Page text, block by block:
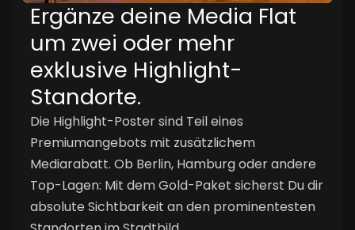
Ergänze deine Media Flat
um zwei oder mehr
exklusive Highlight-
Standorte.
Die Highlight-Poster sind Teil eines
Premiumangebots mit zusätzlichem
Mediarabatt. Ob Berlin, Hamburg oder andere
Top-Lagen: Mit dem Gold-Paket sicherst Du dir
absolute Sichtbarkeit an den prominentesten